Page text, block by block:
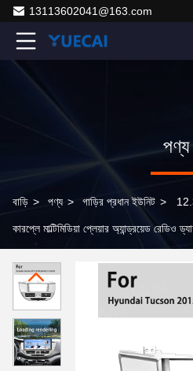
13113602041@163.com
পণ্য
বাড়ি > পণ্য > গাড়ির প্রধান ইউনিট >
কারপ্লে মাল্টিমিডিয়া প্লেয়ার অ্যান্ড্রয়েড রেডিও